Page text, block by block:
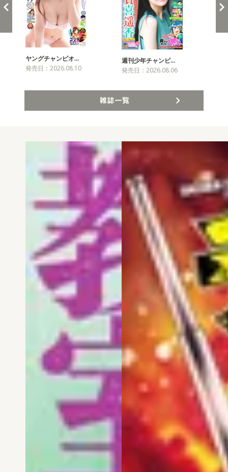
ヤングチャンピオ…
発売日：2026.08.10
週刊少年チャンピ…
発売日：2026.08.06